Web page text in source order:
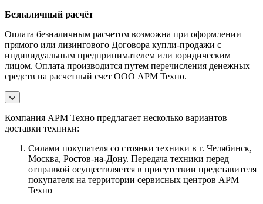
Безналичный расчёт
Оплата безналичным расчетом возможна при оформлении
прямого или лизингового Договора купли-продажи с
индивидуальным предпринимателем или юридическим
лицом. Оплата производится путем перечисления денежных
средств на расчетный счет ООО АРМ Техно.
Компания АРМ Техно предлагает несколько вариантов
доставки техники:
Силами покупателя со стоянки техники в г. Челябинск,
Москва, Ростов-на-Дону. Передача техники перед
отправкой осуществляется в присутствии представителя
покупателя на территории сервисных центров АРМ
Техно